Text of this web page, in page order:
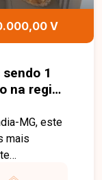
V
1
na região
MG, este
mais